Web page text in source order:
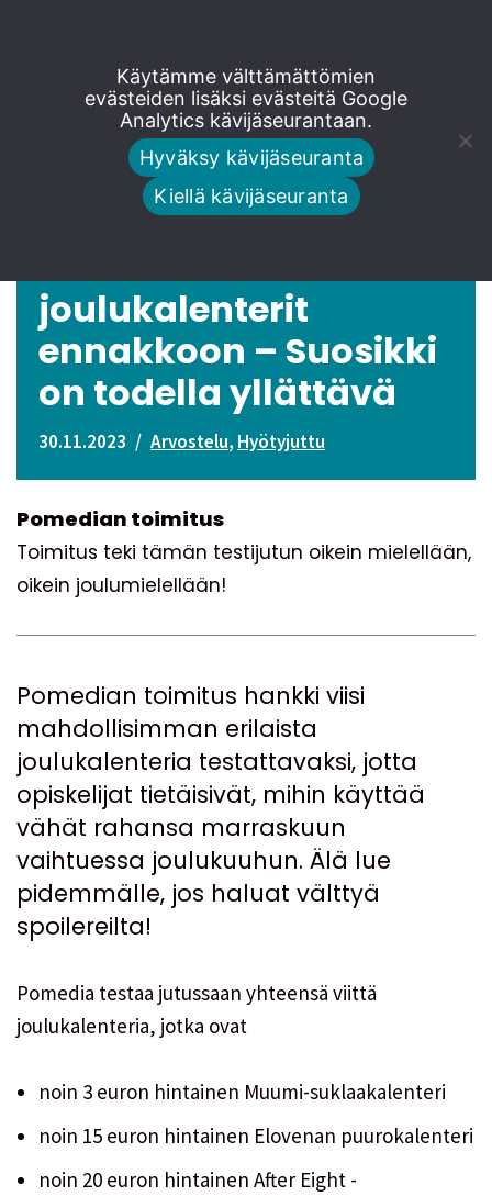
suoraan
joulukalenterit
ennakkoon – Suosikki
on todella yllättävä
30.11.2023 Arvostelu, Hyötyjuttu
Pomedian toimitus
Toimitus teki tämän testijutun oikein mielellään,
oikein joulumielellään!
Pomedian toimitus hankki viisi
mahdollisimman erilaista
joulukalenteria testattavaksi, jotta
opiskelijat tietäisivät, mihin käyttää
vähät rahansa marraskuun
vaihtuessa joulukuuhun. Älä lue
pidemmälle, jos haluat välttyä
spoilereilta!
Pomedia testaa jutussaan yhteensä viittä
joulukalenteria, jotka ovat
noin 3 euron hintainen Muumi-suklaakalenteri
noin 15 euron hintainen Elovenan puurokalenteri
noin 20 euron hintainen After Eight -
Käytämme välttämättömien
evästeiden lisäksi evästeitä Google
Analytics kävijäseurantaan.
Hyväksy kävijäseuranta
Kiellä kävijäseuranta